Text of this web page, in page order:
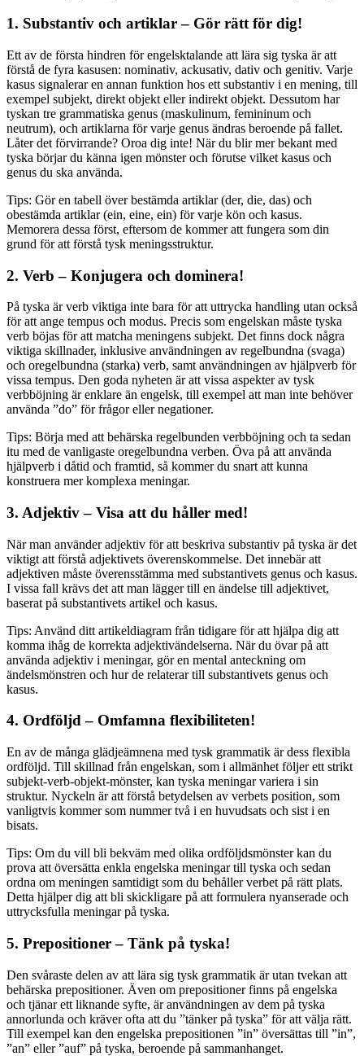
1. Substantiv och artiklar – Gör rätt för dig!
Ett av de första hindren för engelsktalande att lära sig tyska är att
förstå de fyra kasusen: nominativ, ackusativ, dativ och genitiv. Varje
kasus signalerar en annan funktion hos ett substantiv i en mening, till
exempel subjekt, direkt objekt eller indirekt objekt. Dessutom har
tyskan tre grammatiska genus (maskulinum, femininum och
neutrum), och artiklarna för varje genus ändras beroende på fallet.
Låter det förvirrande? Oroa dig inte! När du blir mer bekant med
tyska börjar du känna igen mönster och förutse vilket kasus och
genus du ska använda.
Tips: Gör en tabell över bestämda artiklar (der, die, das) och
obestämda artiklar (ein, eine, ein) för varje kön och kasus.
Memorera dessa först, eftersom de kommer att fungera som din
grund för att förstå tysk meningsstruktur.
2. Verb – Konjugera och dominera!
På tyska är verb viktiga inte bara för att uttrycka handling utan också
för att ange tempus och modus. Precis som engelskan måste tyska
verb böjas för att matcha meningens subjekt. Det finns dock några
viktiga skillnader, inklusive användningen av regelbundna (svaga)
och oregelbundna (starka) verb, samt användningen av hjälpverb för
vissa tempus. Den goda nyheten är att vissa aspekter av tysk
verbböjning är enklare än engelsk, till exempel att man inte behöver
använda ”do” för frågor eller negationer.
Tips: Börja med att behärska regelbunden verbböjning och ta sedan
itu med de vanligaste oregelbundna verben. Öva på att använda
hjälpverb i dåtid och framtid, så kommer du snart att kunna
konstruera mer komplexa meningar.
3. Adjektiv – Visa att du håller med!
När man använder adjektiv för att beskriva substantiv på tyska är det
viktigt att förstå adjektivets överenskommelse. Det innebär att
adjektiven måste överensstämma med substantivets genus och kasus.
I vissa fall krävs det att man lägger till en ändelse till adjektivet,
baserat på substantivets artikel och kasus.
Tips: Använd ditt artikeldiagram från tidigare för att hjälpa dig att
komma ihåg de korrekta adjektivändelserna. När du övar på att
använda adjektiv i meningar, gör en mental anteckning om
ändelsmönstren och hur de relaterar till substantivets genus och
kasus.
4. Ordföljd – Omfamna flexibiliteten!
En av de många glädjeämnena med tysk grammatik är dess flexibla
ordföljd. Till skillnad från engelskan, som i allmänhet följer ett strikt
subjekt-verb-objekt-mönster, kan tyska meningar variera i sin
struktur. Nyckeln är att förstå betydelsen av verbets position, som
vanligtvis kommer som nummer två i en huvudsats och sist i en
bisats.
Tips: Om du vill bli bekväm med olika ordföljdsmönster kan du
prova att översätta enkla engelska meningar till tyska och sedan
ordna om meningen samtidigt som du behåller verbet på rätt plats.
Detta hjälper dig att bli skickligare på att formulera nyanserade och
uttrycksfulla meningar på tyska.
5. Prepositioner – Tänk på tyska!
Den svåraste delen av att lära sig tysk grammatik är utan tvekan att
behärska prepositioner. Även om prepositioner finns på engelska
och tjänar ett liknande syfte, är användningen av dem på tyska
annorlunda och kräver ofta att du ”tänker på tyska” för att välja rätt.
Till exempel kan den engelska prepositionen ”in” översättas till ”in”,
”an” eller ”auf” på tyska, beroende på sammanhanget.